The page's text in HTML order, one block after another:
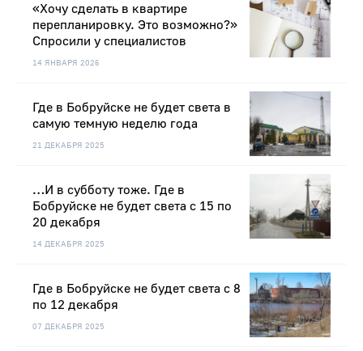
14 ЯНВАРЯ 2026
«Хочу сделать в квартире
перепланировку. Это возможно?»
Спросили у специалистов
21 ДЕКАБРЯ 2025
Где в Бобруйске не будет света в
самую темную неделю года
14 ДЕКАБРЯ 2025
…И в субботу тоже. Где в
Бобруйске не будет света с 15 по
20 декабря
07 ДЕКАБРЯ 2025
Где в Бобруйске не будет света с 8
по 12 декабря